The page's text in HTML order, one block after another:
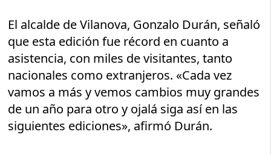
El alcalde de Vilanova, Gonzalo Durán, señaló
que esta edición fue récord en cuanto a
asistencia, con miles de visitantes, tanto
nacionales como extranjeros. «Cada vez
vamos a más y vemos cambios muy grandes
de un año para otro y ojalá siga así en las
siguientes ediciones», afirmó Durán.